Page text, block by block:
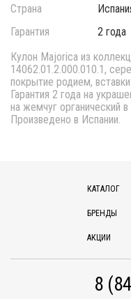
Страна
Гарантия
2 года
Кулон Majorica из
14062.01.2.000.010.1,
покрытие родием,
Гарантия 2 года на
на жемчуг органический
Произведено в Испании.
КАТАЛОГ
БРЕНДЫ
АКЦИИ
8